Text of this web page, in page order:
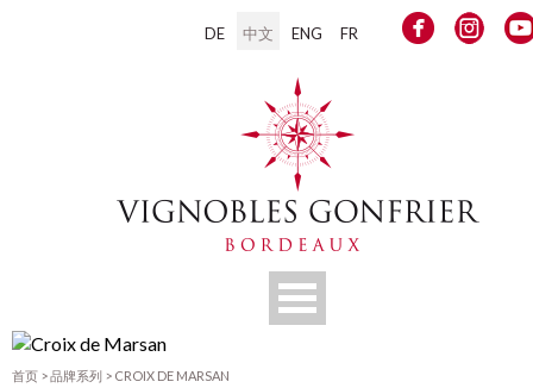
DE 中文 ENG FR
首页 >品牌系列 > CROIX DE MARSAN